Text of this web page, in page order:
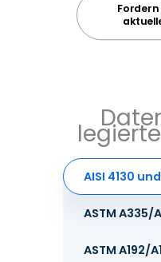
Fordern
AISI 4130
ASTM A335/
ASTM A192/